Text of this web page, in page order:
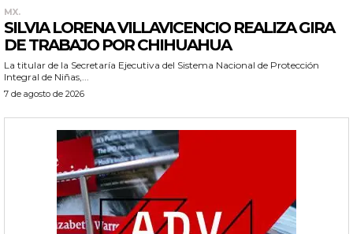
MX.
SILVIA LORENA VILLAVICENCIO REALIZA GIRA
DE TRABAJO POR CHIHUAHUA
La titular de la Secretaría Ejecutiva del Sistema Nacional de Protección
Integral de Niñas,...
7 de agosto de 2026